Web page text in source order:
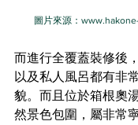
圖片來源：
而進行全覆蓋裝修後
以及私人風呂都有非
貌。而且位於箱根奧
然景色包圍，屬非常